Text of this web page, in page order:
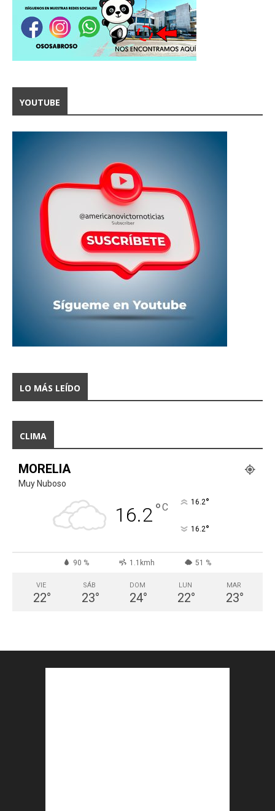
YOUTUBE
LO MÁS LEÍDO
CLIMA
MORELIA
Muy Nuboso
16.2°C 16.2°
16.2°
90 % 1.1kmh 51 %
VIE
22°
SÁB
23°
DOM
24°
LUN
22°
MAR
23°